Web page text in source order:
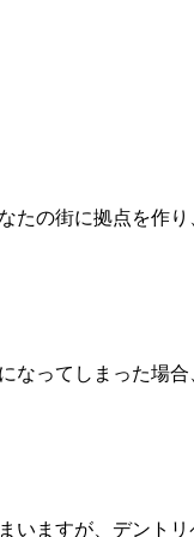
の街に拠点を作り
ってしまった場
ますが、デント